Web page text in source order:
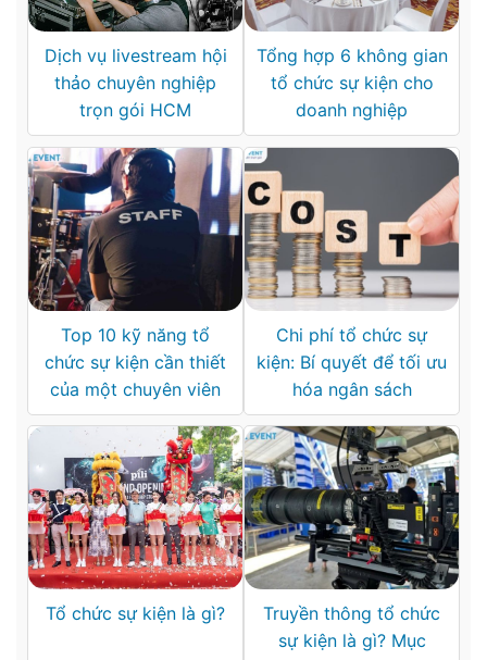
Dịch vụ livestream hội
thảo chuyên nghiệp
trọn gói HCM
Tổng hợp 6 không gian
tổ chức sự kiện cho
doanh nghiệp
Top 10 kỹ năng tổ
chức sự kiện cần thiết
của một chuyên viên
Chi phí tổ chức sự
kiện: Bí quyết để tối ưu
hóa ngân sách
Tổ chức sự kiện là gì?
Truyền thông tổ chức
sự kiện là gì? Mục